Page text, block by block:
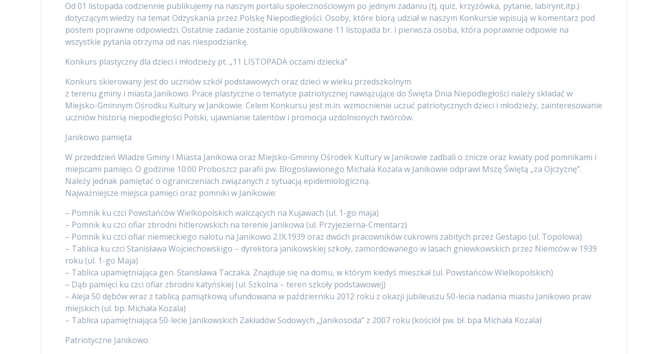
Od 01 listopada codziennie publikujemy na naszym portalu społecznościowym po jednym zadaniu (tj. quiz, krzyżówka, pytanie, labirynt,itp.)
dotyczącym wiedzy na temat Odzyskania przez Polskę Niepodległości. Osoby, które biorą udział w naszym Konkursie wpisują w komentarz pod
postem poprawne odpowiedzi. Ostatnie zadanie zostanie opublikowane 11 listopada br. i pierwsza osoba, która poprawnie odpowie na
wszystkie pytania otrzyma od nas niespodziankę.
Konkurs plastyczny dla dzieci i młodzieży pt. „11 LISTOPADA oczami dziecka”
Konkurs skierowany jest do uczniów szkół podstawowych oraz dzieci w wieku przedszkolnym
z terenu gminy i miasta Janikowo. Prace plastyczne o tematyce patriotycznej nawiązujące do Święta Dnia Niepodległości należy składać w
Miejsko-Gminnym Ośrodku Kultury w Janikowie. Celem Konkursu jest m.in. wzmocnienie uczuć patriotycznych dzieci i młodzieży, zainteresowanie
uczniów historią niepodległości Polski, ujawnianie talentów i promocja uzdolnionych twórców.
Janikowo pamięta
W przeddzień Władze Gminy i Miasta Janikowa oraz Miejsko-Gminny Ośrodek Kultury w Janikowie zadbali o znicze oraz kwiaty pod pomnikami i
miejscami pamięci. O godzinie 10:00 Proboszcz parafii pw. Błogosławionego Michała Kozala w Janikowie odprawi Mszę Świętą „za Ojczyznę”.
Należy jednak pamiętać o ograniczeniach związanych z sytuacją epidemiologiczną.
Najważniejsze miejsca pamięci oraz pomniki w Janikowie:
– Pomnik ku czci Powstańców Wielkopolskich walczących na Kujawach (ul. 1-go maja)
– Pomnik ku czci ofiar zbrodni hitlerowskich na terenie Janikowa (ul. Przyjezierna-Cmentarz)
– Pomnik ku czci ofiar niemieckiego nalotu na Janikowo 2.IX.1939 oraz dwóch pracowników cukrowni zabitych przez Gestapo (ul. Topolowa)
– Tablica ku czci Stanisława Wojciechowskigo – dyrektora janikowskiej szkoły, zamordowanego w lasach gniewkowskich przez Niemców w 1939
roku (ul. 1-go Maja)
– Tablica upamiętniająca gen. Stanisława Taczaka. Znajduje się na domu, w którym kiedyś mieszkał (ul. Powstańców Wielkopolskich)
– Dąb pamięci ku czci ofiar zbrodni katyńskiej (ul. Szkolna – teren szkoły podstawowej)
– Aleja 50 dębów wraz z tablicą pamiątkową ufundowana w październiku 2012 roku z okazji jubileuszu 50-lecia nadania miastu Janikowo praw
miejskich (ul. bp. Michała Kozala)
– Tablica upamiętniająca 50-lecie Janikowskich Zakładów Sodowych „Janikosoda” z 2007 roku (kościół pw. bł. bpa Michała Kozala)
Patriotyczne Janikowo